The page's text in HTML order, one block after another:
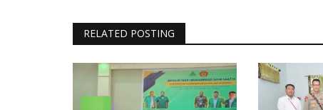
RELATED POSTING